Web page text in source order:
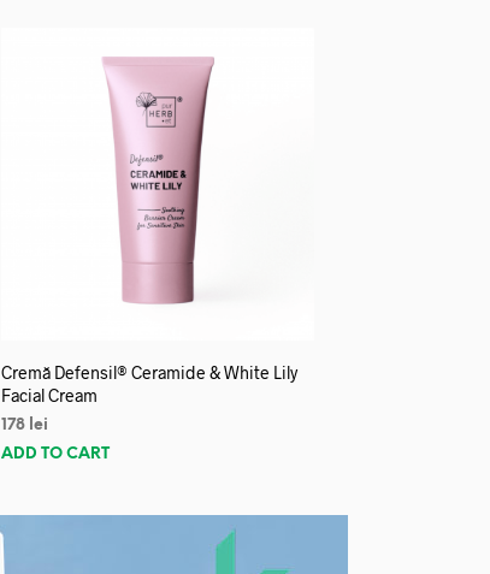
Cremă Defensil® Ceramide & White Lily
Facial Cream
178 lei
ADD TO CART